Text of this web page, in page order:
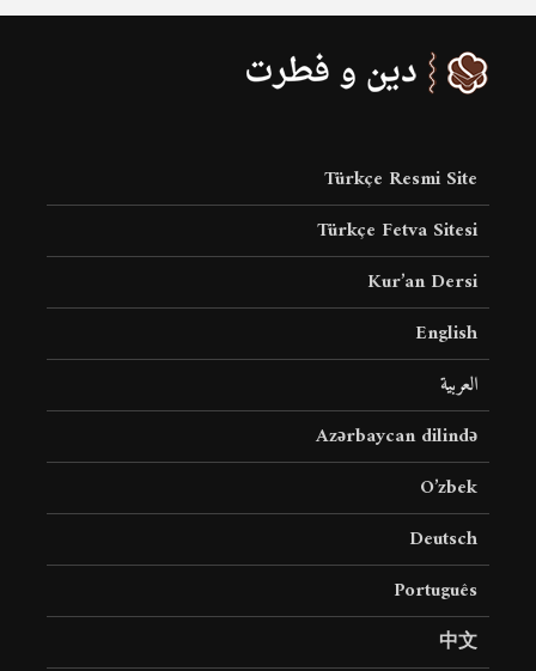
Türkçe Resmi Site
Türkçe Fetva Sitesi
Kur’an Dersi
English
العربية
Azərbaycan dilində
O’zbek
Deutsch
Português
中文